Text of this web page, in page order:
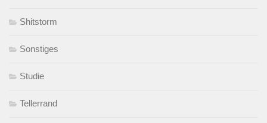
Shitstorm
Sonstiges
Studie
Tellerrand